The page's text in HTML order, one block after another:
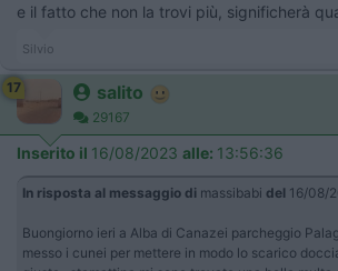
e il fatto che non la trovi più, significherà
Silvio
17 salito
29167
Inserito il 16/08/2023 alle: 13:56:36
In risposta al messaggio di massibabi del 16/08/
Buongiorno ieri a Alba di Canazei parcheggio
messo i cunei per mettere in modo lo scarico